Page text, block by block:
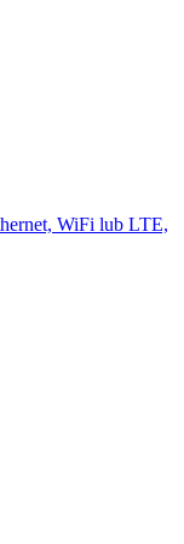
WiFi lub LTE,